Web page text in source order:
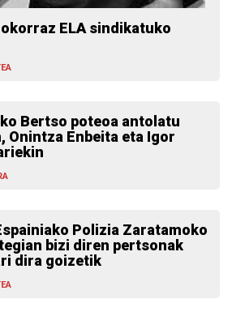
ELA sindikatuko
Bertso poteoa antolatu
Onintza Enbeita eta Igor
Polizia Zaratamoko
bizi diren pertsonak
dira goizetik